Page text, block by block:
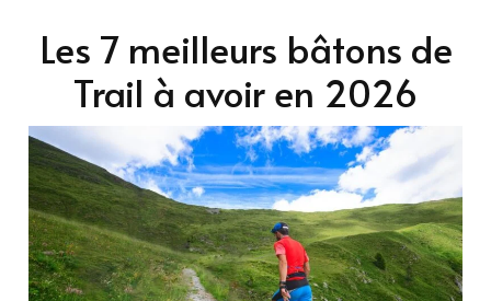
Les 7 meilleurs bâtons de
Trail à avoir en 2026